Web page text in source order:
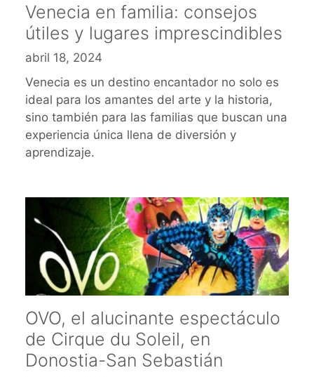
Venecia en familia: consejos
útiles y lugares imprescindibles
abril 18, 2024
Venecia es un destino encantador no solo es
ideal para los amantes del arte y la historia,
sino también para las familias que buscan una
experiencia única llena de diversión y
aprendizaje.
OVO, el alucinante espectáculo
de Cirque du Soleil, en
Donostia-San Sebastián